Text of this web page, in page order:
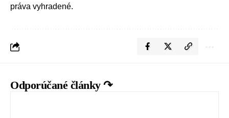
práva vyhradené.
Odporúčané články ↷